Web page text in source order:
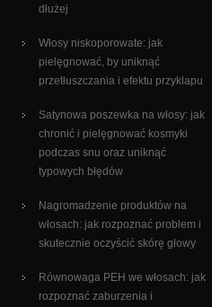
dłużej
Włosy niskoporowate: jak
pielęgnować, by uniknąć
przetłuszczania i efektu przyklapu
Satynowa poszewka na włosy: jak
chronić i pielęgnować kosmyki
podczas snu oraz uniknąć
typowych błędów
Nagromadzenie produktów na
włosach: jak rozpoznać problem i
skutecznie oczyścić skórę głowy
Równowaga PEH we włosach: jak
rozpoznać zaburzenia i